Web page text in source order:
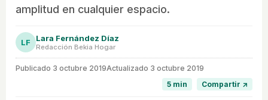
amplitud en cualquier espacio.
LF Lara Fernández Díaz
Redacción Bekia Hogar
Publicado 3 octubre 2019Actualizado 3 octubre 2019
5 min
Compartir ↗